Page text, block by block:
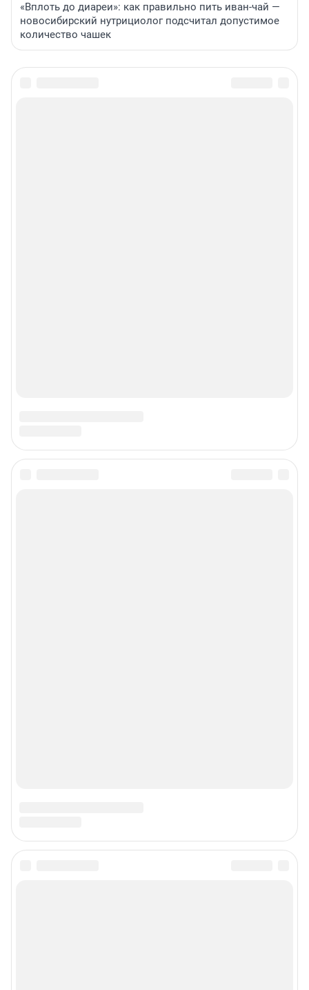
«Вплоть до диареи»: как правильно пить иван-чай —
новосибирский нутрициолог подсчитал допустимое
количество чашек